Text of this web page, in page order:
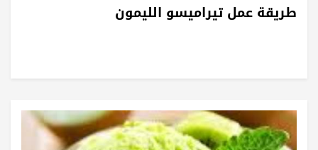
طريقة عمل تيراميسو الليمون